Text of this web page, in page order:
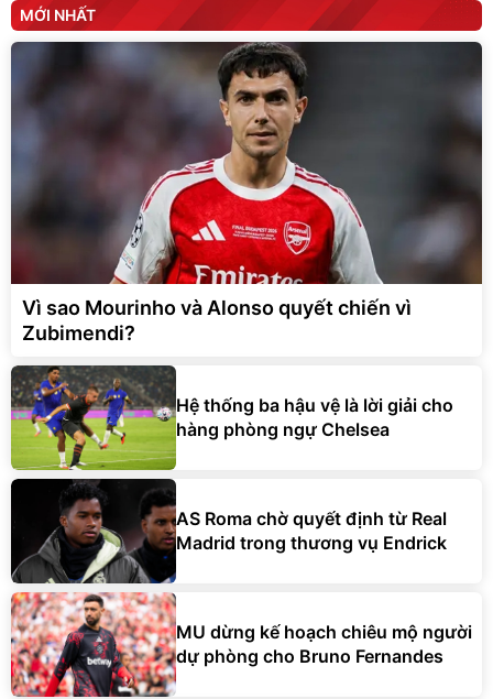
MỚI NHẤT
Vì sao Mourinho và Alonso quyết chiến vì
Zubimendi?
Hệ thống ba hậu vệ là lời giải cho
hàng phòng ngự Chelsea
AS Roma chờ quyết định từ Real
Madrid trong thương vụ Endrick
MU dừng kế hoạch chiêu mộ người
dự phòng cho Bruno Fernandes